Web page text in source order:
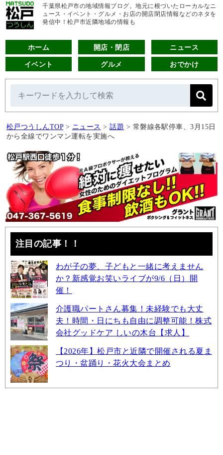
千葉県松戸市の地域情報ブログ。地元に根づいたローカルなニ
ュース・イベント・グルメ・お店の開店閉店情報などのネタを
発信中！松戸市近隣地域の情報も
ホーム 開店・閉店 ニュース
イベント グルメ おでかけ
松戸つうしんTOP > ニュース > 話題 > 常磐線各駅停車、3月15日
から全線でワンマン運転を実施へ
注目の記事！！
わが子の夢、子どもと一緒に考えません
か？新感覚お笑いライブが9/6（日）開
催！
介護職パートさん募集！未経験でも大丈
夫！時間・日にちも自由に調整可能！株式
会社グッドケア しいの木台【求人】
【2026年】松戸市と近隣で開催される夏ま
つり・盆踊り・花火大会まとめ